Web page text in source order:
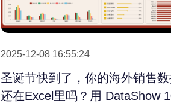
2025-12-08 16:55:24
圣诞节快到了，你的海外销售
还在Excel里吗？用 DataShow